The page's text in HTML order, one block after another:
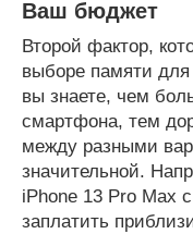
Ваш бюджет
Второй фактор,
выборе памяти
вы знаете, чем
смартфона, тем
между разными
значительной.
iPhone 13 Pro Max
заплатить